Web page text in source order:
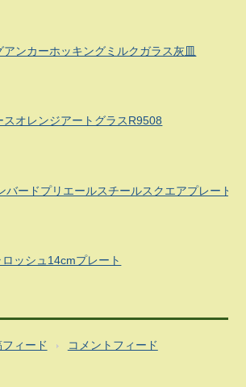
ンカーホッキングミルクガラス灰皿
スオレンジアートグラスR9508
バードプリエールスチールスクエアプレート
ッシュ14cmプレート
ィード コメントフィード